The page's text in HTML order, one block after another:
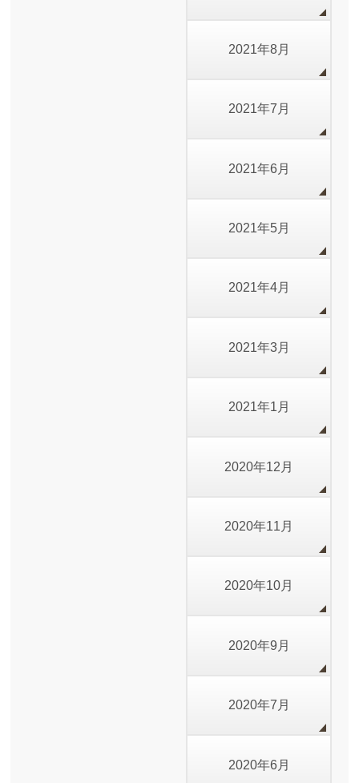
2021年8月
2021年7月
2021年6月
2021年5月
2021年4月
2021年3月
2021年1月
2020年12月
2020年11月
2020年10月
2020年9月
2020年7月
2020年6月